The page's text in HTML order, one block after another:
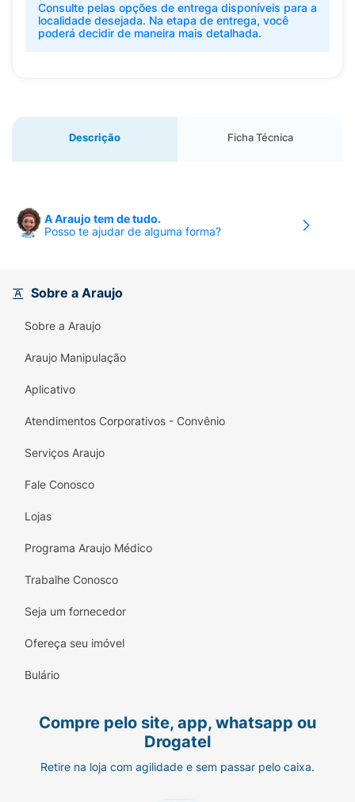
Consulte pelas opções de entrega disponíveis para a
localidade desejada. Na etapa de entrega, você
poderá decidir de maneira mais detalhada.
Descrição Ficha Técnica
A Araujo tem de tudo.
Posso te ajudar de alguma forma?
Sobre a Araujo
Sobre a Araujo
Araujo Manipulação
Aplicativo
Atendimentos Corporativos - Convênio
Serviços Araujo
Fale Conosco
Lojas
Programa Araujo Médico
Trabalhe Conosco
Seja um fornecedor
Ofereça seu imóvel
Bulário
Compre pelo site, app, whatsapp ou
Drogatel
Retire na loja com agilidade e sem passar pelo caixa.